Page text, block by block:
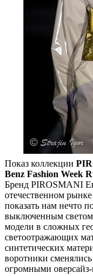
Показ коллекции
Benz Fashion Week
Бренд PIROSMANI
отечественном
показать нам нечто
выключенным
модели в сложных
светоотражающих
синтетических
воротники
огромными